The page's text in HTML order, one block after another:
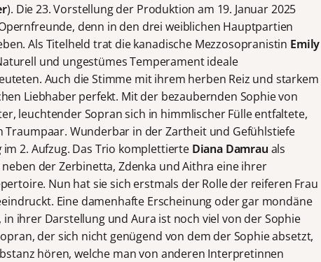
). Die 23. Vorstellung der Produktion am 19. Januar 2025
denn in den drei weiblichen Hauptpartien
Als Titelheld trat die kanadische Mezzosopranistin Emily
und ungestümes Temperament ideale
Auch die Stimme mit ihrem herben Reiz und starkem
Liebhaber perfekt. Mit der bezaubernden Sophie von
leuchtender Sopran sich in himmlischer Fülle entfaltete,
Traumpaar. Wunderbar in der Zartheit und Gefühlstiefe
im 2. Aufzug. Das Trio komplettierte Diana Damrau als
neben der Zerbinetta, Zdenka und Aithra eine ihrer
Nun hat sie sich erstmals der Rolle der reiferen Frau
Eine damenhafte Erscheinung oder gar mondäne
ihrer Darstellung und Aura ist noch viel von der Sophie
der sich nicht genügend von dem der Sophie absetzt,
hören, welche man von anderen Interpretinnen